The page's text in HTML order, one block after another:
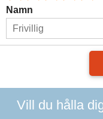
Namn
Vill du hålla